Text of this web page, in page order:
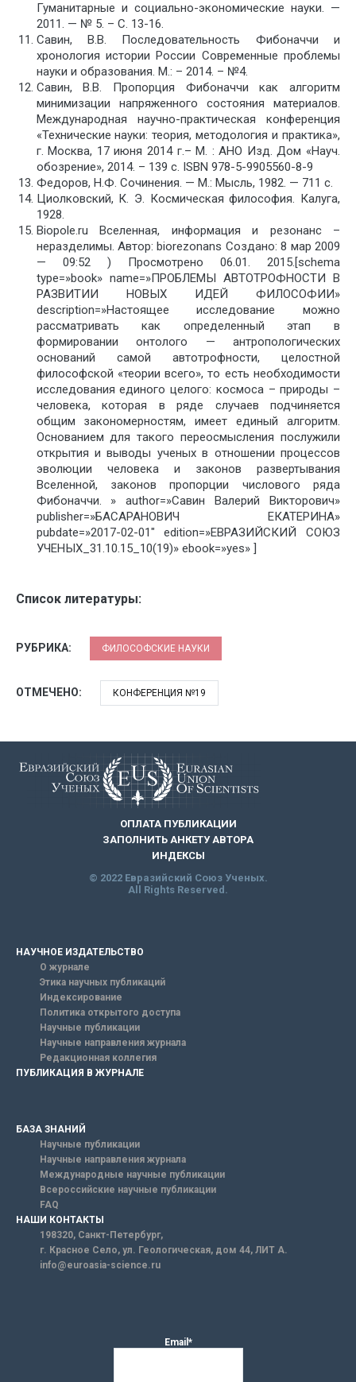
Гуманитарные и социально-экономические науки. —
2011. — № 5. – C. 13-16.
Савин, В.В. Последовательность Фибоначчи и
хронология истории России Современные проблемы
науки и образования. М.: – 2014. – №4.
Савин, В.В. Пропорция Фибоначчи как алгоритм
минимизации напряженного состояния материалов.
Международная научно-практическая конференция
«Технические науки: теория, методология и практика»,
г. Москва, 17 июня 2014 г.– М. : АНО Изд. Дом «Науч.
обозрение», 2014. – 139 с. ISBN 978-5-9905560-8-9
Федоров, Н.Ф. Сочинения. — М.: Мысль, 1982. — 711 с.
Циолковский, К. Э. Космическая философия. Калуга,
1928.
Biopole.ru Вселенная, информация и резонанс –
неразделимы. Автор: biorezonans Создано: 8 мар 2009
— 09:52 ) Просмотрено 06.01. 2015.[schema
type=»book» name=»ПРОБЛЕМЫ АВТОТРОФНОСТИ В
РАЗВИТИИ НОВЫХ ИДЕЙ ФИЛОСОФИИ»
description=»Настоящее исследование можно
рассматривать как определенный этап в
формировании онтолого — антропологических
оснований самой автотрофности, целостной
философской «теории всего», то есть необходимости
исследования единого целого: космоса – природы –
человека, которая в ряде случаев подчиняется
общим закономерностям, имеет единый алгоритм.
Основанием для такого переосмысления послужили
открытия и выводы ученых в отношении процессов
эволюции человека и законов развертывания
Вселенной, законов пропорции числового ряда
Фибоначчи. » author=»Савин Валерий Викторович»
publisher=»БАСАРАНОВИЧ ЕКАТЕРИНА»
pubdate=»2017-02-01″ edition=»ЕВРАЗИЙСКИЙ СОЮЗ
УЧЕНЫХ_31.10.15_10(19)» ebook=»yes» ]
Список литературы:
РУБРИКА: ФИЛОСОФСКИЕ НАУКИ
ОТМЕЧЕНО: КОНФЕРЕНЦИЯ №19
ОПЛАТА ПУБЛИКАЦИИ
ЗАПОЛНИТЬ АНКЕТУ АВТОРА
ИНДЕКСЫ
© 2022 Евразийский Союз Ученых.
All Rights Reserved.
НАУЧНОЕ ИЗДАТЕЛЬСТВО
О журнале
Этика научных публикаций
Индексирование
Политика открытого доступа
Научные публикации
Научные направления журнала
Редакционная коллегия
ПУБЛИКАЦИЯ В ЖУРНАЛЕ
БАЗА ЗНАНИЙ
Научные публикации
Научные направления журнала
Международные научные публикации
Всероссийские научные публикации
FAQ
НАШИ КОНТАКТЫ
198320, Санкт-Петербург,
г. Красное Село, ул. Геологическая, дом 44, ЛИТ А.
info@euroasia-science.ru
Email*